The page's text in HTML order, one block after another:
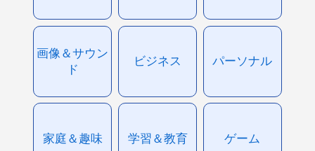
画像＆サウン
ド
ビジネス パーソナル
家庭＆趣味 学習＆教育 ゲーム